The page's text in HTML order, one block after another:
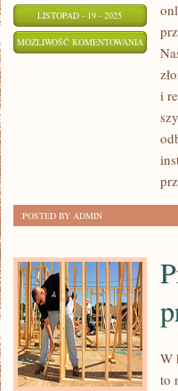
LISTOPAD - 19 - 2025
MOŻLIWOŚĆ KOMENTOWANIA
i
POSTED BY ADMIN
W
to